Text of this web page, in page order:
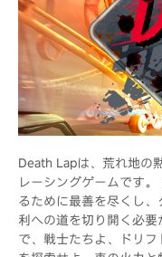
Death Lapは、荒れ地の
レーシングゲームです
るために最善を尽くし
利への道を切り開く必
で、戦士たちよ、ドリ